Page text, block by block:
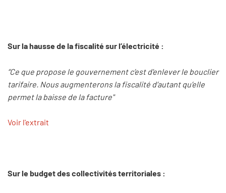
Sur la hausse de la fiscalité sur l’électricité :
“Ce que propose le gouvernement c’est d'enlever le bouclier
tarifaire. Nous augmenterons la fiscalité d’autant qu’elle
permet la baisse de la facture"
Voir l'extrait
Sur le budget des collectivités territoriales :